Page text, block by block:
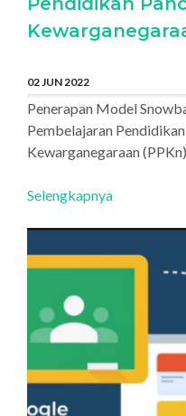
02 JUN 2022
Penerapan Model
Pembelajaran
Kewarganegaraan (PPKn)
Selengkapnya